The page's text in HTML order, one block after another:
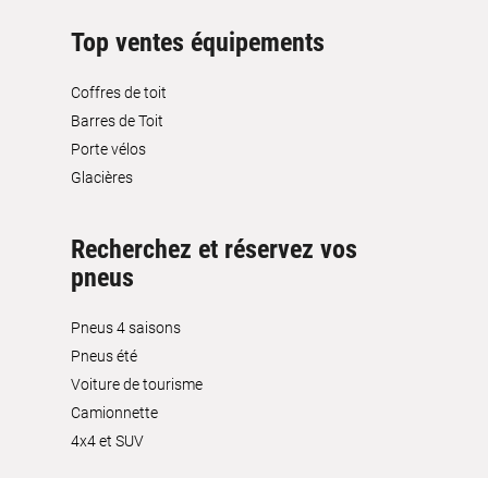
Top ventes équipements
Coffres de toit
Barres de Toit
Porte vélos
Glacières
Recherchez et réservez vos
pneus
Pneus 4 saisons
Pneus été
Voiture de tourisme
Camionnette
4x4 et SUV